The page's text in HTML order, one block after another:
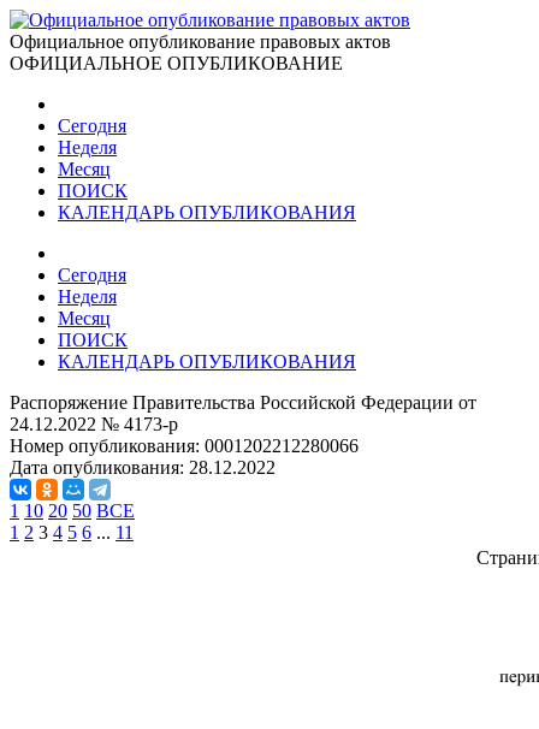
Официальное опубликование правовых актов
ОФИЦИАЛЬНОЕ ОПУБЛИКОВАНИЕ
Сегодня
Неделя
Месяц
ПОИСК
КАЛЕНДАРЬ ОПУБЛИКОВАНИЯ
Сегодня
Неделя
Месяц
ПОИСК
КАЛЕНДАРЬ ОПУБЛИКОВАНИЯ
Распоряжение Правительства Российской Федерации от
24.12.2022 № 4173-р
Номер опубликования: 0001202212280066
Дата опубликования: 28.12.2022
1 10 20 50 ВСЕ
1 2 3 4 5 6 ... 11